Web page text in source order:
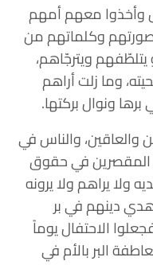
وأخذوا معهم أمهم
صورتهم وكلماتهم من
يتلطّفهم ويترجّاهم،
و‏ما زلت أراهم
ونوال بركتها.
والعاقين، والناس في
المقصرين في حقوق
ولا يراهم ولا يرونه
دينهم في بر
الاحتفال يوماً
البر بالأم في